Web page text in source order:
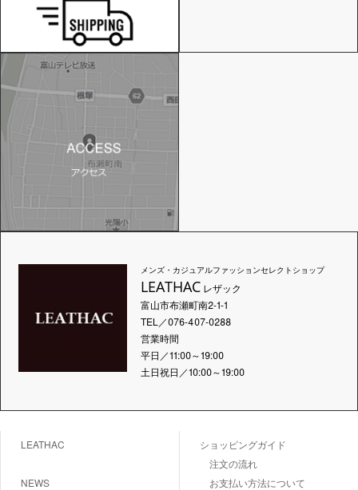
メンズ・カジュアルファッションセレクトショップ
LEATHACレザック
富山市布瀬町南2-1-1
TEL／076-407-0288
営業時間
平日／11:00～19:00
土日祝日／10:00～19:00
LEATHAC
NEWS
ショッピングガイド
注文の流れ
お支払い方法について